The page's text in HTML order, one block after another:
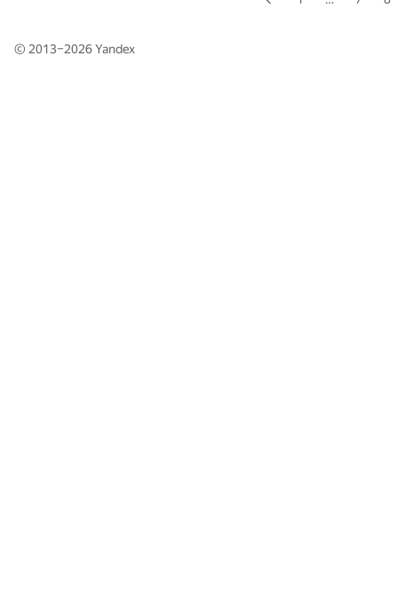
© 2013–2026Yandex